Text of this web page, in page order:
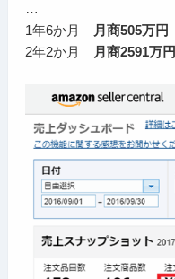
…
1年6か月
月商505万円
2年2か月
月商2591万円